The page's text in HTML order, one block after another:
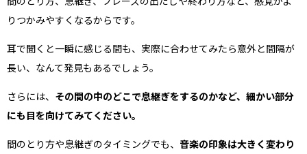
りつかみやすくなるからです。
耳で聞くと一瞬に感じる間も、実際に合わせてみたら意外と間隔が
長い、なんて発見もあるでしょう。
さらには、 その間の中のどこで息継ぎをするのかなど、細かい部分
にも目を向けてみてください。
間のとり方や息継ぎのタイミングでも、 音楽の印象は大きく変わり